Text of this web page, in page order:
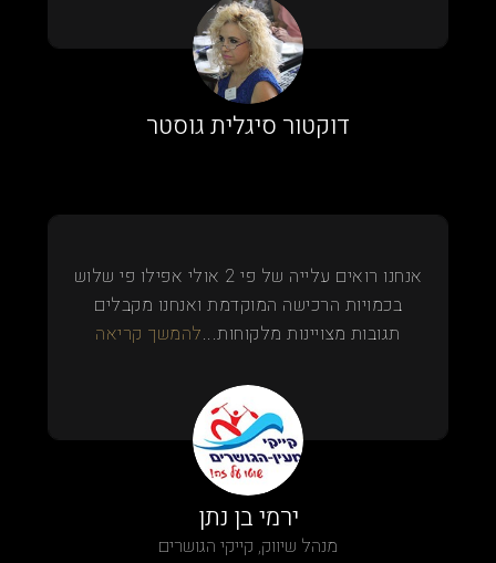
דוקטור סיגלית גוסטר
אנחנו רואים עלייה של פי 2 אולי אפילו פי שלוש
בכמויות הרכישה המוקדמת ואנחנו מקבלים
תגובות מצויינות מלקוחות...להמשך קריאה
ירמי בן נתן
מנהל שיווק, קייקי הגושרים